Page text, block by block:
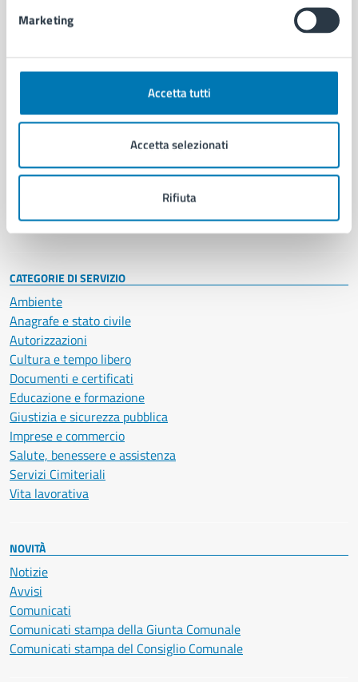
Marketing
Accetta tutti
Accetta selezionati
Rifiuta
Aree amministrative
Uffici
Politici
Intranet, posta aziendale e protocollo
CATEGORIE DI SERVIZIO
Ambiente
Anagrafe e stato civile
Autorizzazioni
Cultura e tempo libero
Documenti e certificati
Educazione e formazione
Giustizia e sicurezza pubblica
Imprese e commercio
Salute, benessere e assistenza
Servizi Cimiteriali
Vita lavorativa
NOVITÀ
Notizie
Avvisi
Comunicati
Comunicati stampa della Giunta Comunale
Comunicati stampa del Consiglio Comunale